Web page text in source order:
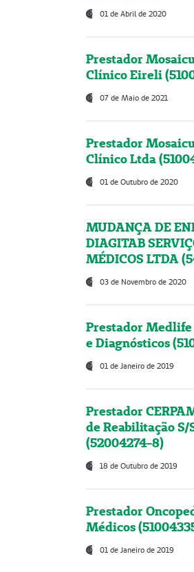
01 de Abril de 2020
Prestador
Clínico Eireli
07 de Maio de 2021
Prestador
Clínico Ltda
01 de Outubro de 2020
MUDANÇA DE
DIAGITAB
MÉDICOS LTDA
03 de Novembro de 2020
Prestador Medlife
e Diagnósticos
01 de Janeiro de 2019
Prestador
de Reabilitação
(52004274-8)
18 de Outubro de 2019
Prestador
Médicos
01 de Janeiro de 2019